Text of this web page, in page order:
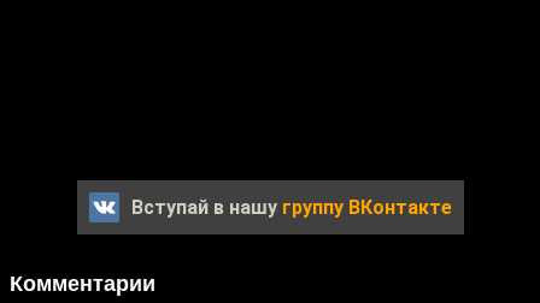
Вступай в нашу группу ВКонтакте
Комментарии